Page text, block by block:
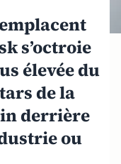
s’octroie
élevée du
de la
derrière
ou